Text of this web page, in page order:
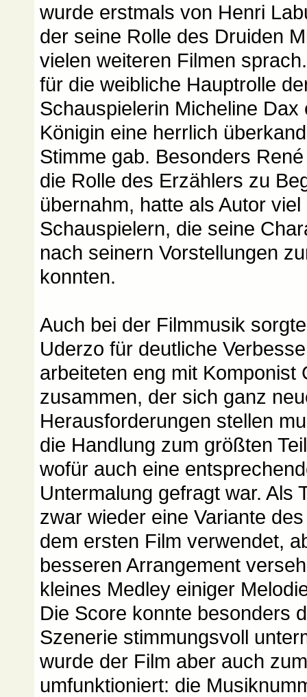
wurde erstmals von Henri
der seine Rolle des Druiden
vielen weiteren Filmen
für die weibliche Hauptrolle
Schauspielerin Micheline Dax
Königin eine herrlich
Stimme gab. Besonders
die Rolle des Erzählers zu
übernahm, hatte als Autor
Schauspielern, die seine
nach seinern Vorstellungen
konnten.
Auch bei der Filmmusik
Uderzo für deutliche
arbeiteten eng mit Komponist
zusammen, der sich ganz
Herausforderungen stellen
die Handlung zum größten
wofür auch eine
Untermalung gefragt war. Als
zwar wieder eine Variante
dem ersten Film verwendet,
besseren Arrangement
kleines Medley einiger
Die Score konnte besonders
Szenerie stimmungsvoll
wurde der Film aber auch
umfunktioniert: die